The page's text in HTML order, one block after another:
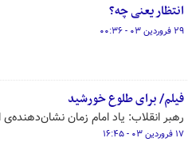
انتظار یعنی چه؟
۲۹ فروردین ۰۳ - ۰۰:۳۶
فیلم/ برای طلوع خورشید
رهبر انقلاب: یاد امام زمان
۱۷ فروردین ۰۳ - ۱۶:۴۵